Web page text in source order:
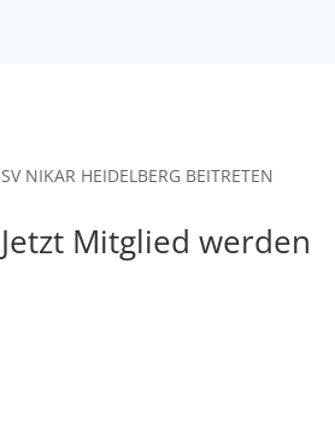
SV NIKAR HEIDELBERG BEITRETEN
Jetzt Mitglied werden